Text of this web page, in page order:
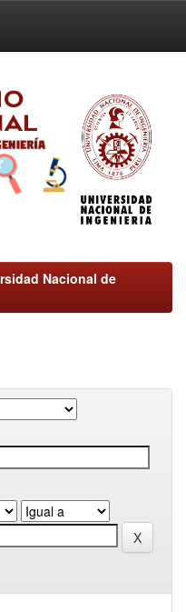
Nacional de